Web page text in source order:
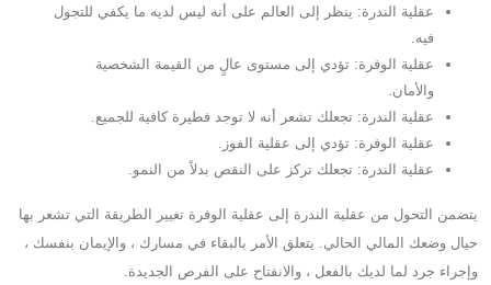
عقلية الندرة: ينظر إلى العالم على أنه ليس لديه ما يكفي للتجول
فيه.
عقلية الوفرة: تؤدي إلى مستوى عالٍ من القيمة الشخصية
والأمان.
عقلية الندرة: تجعلك تشعر أنه لا توجد فطيرة كافية للجميع.
عقلية الوفرة: تؤدي إلى عقلية الفوز.
عقلية الندرة: تجعلك تركز على النقص بدلاً من النمو.
يتضمن التحول من عقلية الندرة إلى عقلية الوفرة تغيير الطريقة التي تشعر بها
حيال وضعك المالي الحالي. يتعلق الأمر بالبقاء في مسارك ، والإيمان بنفسك ،
وإجراء جرد لما لديك بالفعل ، والانفتاح على الفرص الجديدة.